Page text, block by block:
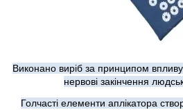
Виконано виріб за принципом
нервові закінчення
Голчасті елементи аплікатора